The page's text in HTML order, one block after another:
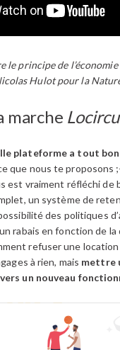
le principe de
Hulot pour la
marche
plateforme a tout bon
que nous te proposons
est vraiment réfléchi de
un système de
des politiques
rabais en fonction de la
refuser une location
à rien, mais mettre
un nouveau